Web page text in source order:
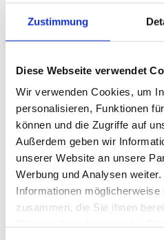
Zustimmung
Diese Webseite verwendet
Wir verwenden Cookies, um
personalisieren, Funktionen
können und die Zugriffe auf
Außerdem geben wir
unserer Website an unsere
Werbung und Analysen
Informationen möglicherweise
zusammen, die Sie ihnen
20RA01MA0-10-
70207765
EUR2.117,38 *
Bestellware
kaufen
Pumpen
Mobilhydraulik
Flügelzellenpumpen
PVQ/PVV
PV7
Ersatzteile
PV7…A
PVH
Innenzahnradpumpen
Elektrohydraulische